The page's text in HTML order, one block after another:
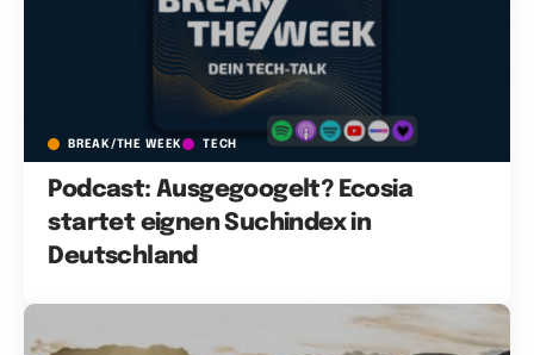
BREAK/THE WEEK TECH
Podcast: Ausgegoogelt? Ecosia
startet eignen Suchindex in
Deutschland